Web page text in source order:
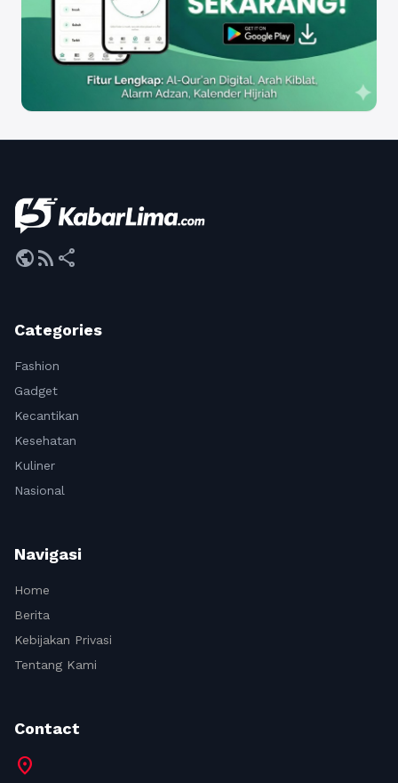
publicrss_feed share
Categories
Fashion
Gadget
Kecantikan
Kesehatan
Kuliner
Nasional
Navigasi
Home
Berita
Kebijakan Privasi
Tentang Kami
Contact
location_on